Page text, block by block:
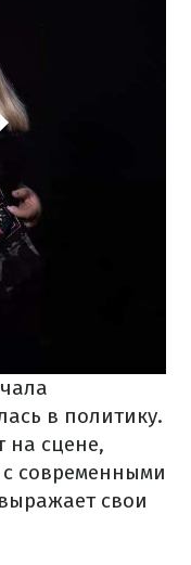
в политику.
на сцене,
современными
свои